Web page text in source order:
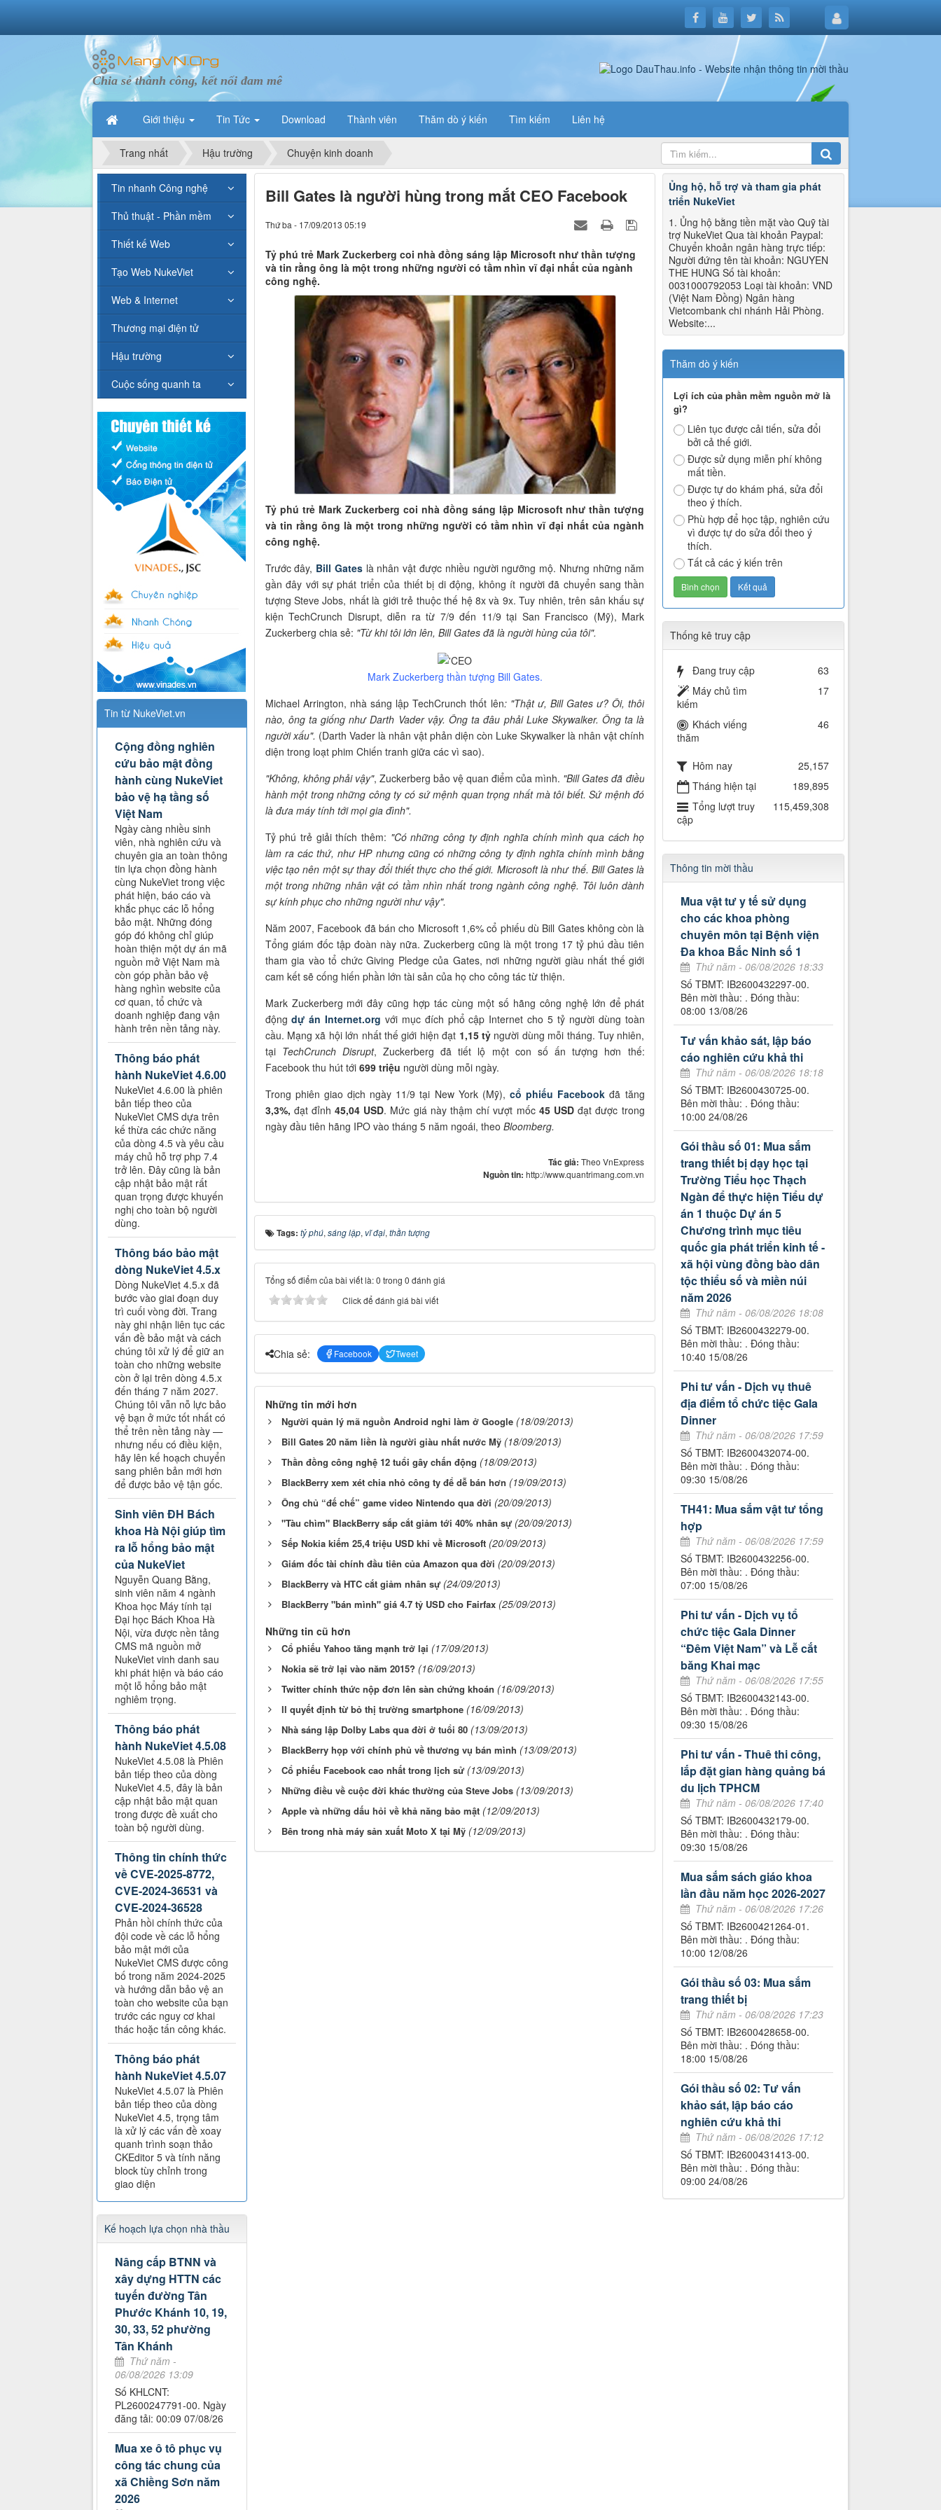
Chia sẻ thành công, kết nối đam mê
Giới thiệu Tin Tức Download Thành viên Thăm dò ý kiến Tìm kiếm Liên hệ
Trang nhất Hậu trường Chuyện kinh doanh
Bill Gates là người hùng trong mắt CEO Facebook
Thứ ba - 17/09/2013 05:19
Tỷ phú trẻ Mark Zuckerberg coi nhà đồng sáng lập Microsoft như thần tượng
và tin rằng ông là một trong những người có tầm nhìn vĩ đại nhất của ngành
công nghệ.
Tỷ phú trẻ Mark Zuckerberg coi nhà đồng sáng lập Microsoft như thần tượng
và tin rằng ông là một trong những người có tầm nhìn vĩ đại nhất của ngành
công nghệ.
Trước đây, Bill Gateslà nhân vật được nhiều người ngưỡng mộ. Nhưng những năm
gần đây với sự phát triển của thiết bị di động, không ít người đã chuyển sang thần
tượng Steve Jobs, nhất là giới trẻ thuộc thế hệ 8x và 9x. Tuy nhiên, trên sân khấu sự
kiện TechCrunch Disrupt, diễn ra từ 7/9 đến 11/9 tại San Francisco (Mỹ), Mark
Zuckerberg chia sẻ: "Từ khi tôi lớn lên, Bill Gates đã là người hùng của tôi".
Mark Zuckerberg thần tượng Bill Gates.
Michael Arrington, nhà sáng lập TechCrunch thốt lên: "Thật ư, Bill Gates ư? Ôi, thôi
nào, ông ta giống như Darth Vader vậy. Ông ta đâu phải Luke Skywalker. Ông ta là
người xấu". (Darth Vader là nhân vật phản diện còn Luke Skywalker là nhân vật chính
diện trong loạt phim Chiến tranh giữa các vì sao).
"Không, không phải vậy", Zuckerberg bảo vệ quan điểm của mình. "Bill Gates đã điều
hành một trong những công ty có sứ mệnh quan trọng nhất mà tôi biết. Sứ mệnh đó
là đưa máy tính tới mọi gia đình".
Tỷ phú trẻ giải thích thêm: "Có những công ty định nghĩa chính mình qua cách họ
làm ra các thứ, như HP nhưng cũng có những công ty định nghĩa chính mình bằng
việc tạo nên một sự thay đổi thiết thực cho thế giới. Microsoft là như thế. Bill Gates là
một trong những nhân vật có tầm nhìn nhất trong ngành công nghệ. Tôi luôn dành
sự kính phục cho những người như vậy".
Năm 2007, Facebook đã bán cho Microsoft 1,6% cổ phiếu dù Bill Gates không còn là
Tổng giám đốc tập đoàn này nữa. Zuckerberg cũng là một trong 17 tỷ phú đầu tiên
tham gia vào tổ chức Giving Pledge của Gates, nơi những người giàu nhất thế giới
cam kết sẽ cống hiến phần lớn tài sản của họ cho công tác từ thiện.
Mark Zuckerberg mới đây cũng hợp tác cùng một số hãng công nghệ lớn để phát
độngdự án Internet.org với mục đích phổ cập Internet cho 5 tỷ người dùng toàn
cầu. Mạng xã hội lớn nhất thế giới hiện đạt 1,15 tỷ người dùng mỗi tháng. Tuy nhiên,
tại TechCrunch Disrupt, Zuckerberg đã tiết lộ một con số ấn tượng hơn thế:
Facebook thu hút tới 699 triệu người dùng mỗi ngày.
Trong phiên giao dịch ngày 11/9 tại New York (Mỹ), cổ phiếu Facebook đã tăng
3,3%, đạt đỉnh45,04 USD. Mức giá này thậm chí vượt mốc45 USDđạt được trong
ngày đầu tiên hãng IPO vào tháng 5 năm ngoái, theo Bloomberg.
Tác giả:Theo VnExpress
Nguồn tin:http://www.quantrimang.com.vn
Tags: tỷ phú, sáng lập, vĩ đại, thần tượng
Tổng số điểm của bài viết là: 0 trong 0 đánh giá
Click để đánh giá bài viết
Chia sẻ: Facebook Tweet
Những tin mới hơn
Người quản lý mã nguồn Android nghỉ làm ở Google (18/09/2013)
Bill Gates 20 năm liền là người giàu nhất nước Mỹ (18/09/2013)
Thần đồng công nghệ 12 tuổi gây chấn động (18/09/2013)
BlackBerry xem xét chia nhỏ công ty để dễ bán hơn (19/09/2013)
Ông chủ “đế chế” game video Nintendo qua đời (20/09/2013)
"Tàu chìm" BlackBerry sắp cắt giảm tới 40% nhân sự (20/09/2013)
Sếp Nokia kiếm 25,4 triệu USD khi về Microsoft (20/09/2013)
Giám đốc tài chính đầu tiên của Amazon qua đời (20/09/2013)
BlackBerry và HTC cắt giảm nhân sự (24/09/2013)
BlackBerry "bán mình" giá 4.7 tỷ USD cho Fairfax (25/09/2013)
Những tin cũ hơn
Cổ phiếu Yahoo tăng mạnh trở lại (17/09/2013)
Nokia sẽ trở lại vào năm 2015? (16/09/2013)
Twitter chính thức nộp đơn lên sàn chứng khoán (16/09/2013)
ll quyết định từ bỏ thị trường smartphone (16/09/2013)
Nhà sáng lập Dolby Labs qua đời ở tuổi 80 (13/09/2013)
BlackBerry họp với chính phủ về thương vụ bán mình (13/09/2013)
Cổ phiếu Facebook cao nhất trong lịch sử (13/09/2013)
Những điều về cuộc đời khác thường của Steve Jobs (13/09/2013)
Apple và những dấu hỏi về khả năng bảo mật (12/09/2013)
Bên trong nhà máy sản xuất Moto X tại Mỹ (12/09/2013)
Ủng hộ, hỗ trợ và tham gia phát
triển NukeViet
1. Ủng hộ bằng tiền mặt vào Quỹ tài
trợ NukeViet Qua tài khoản Paypal:
Chuyển khoản ngân hàng trực tiếp:
Người đứng tên tài khoản: NGUYEN
THE HUNG Số tài khoản:
0031000792053 Loại tài khoản: VND
(Việt Nam Đồng) Ngân hàng
Vietcombank chi nhánh Hải Phòng.
Website:...
Thăm dò ý kiến
Lợi ích của phần mềm nguồn mở là
gì?
Liên tục được cải tiến, sửa đổi
bởi cả thế giới.
Được sử dụng miễn phí không
mất tiền.
Được tự do khám phá, sửa đổi
theo ý thích.
Phù hợp để học tập, nghiên cứu
vì được tự do sửa đổi theo ý
thích.
Tất cả các ý kiến trên
Thống kê truy cập
Đang truy cập
63
Máy chủ tìm
kiếm
17
Khách viếng
thăm
46
Hôm nay
25,157
Tháng hiện tại
189,895
Tổng lượt truy
cập
115,459,308
Thông tin mời thầu
Mua vật tư y tế sử dụng
cho các khoa phòng
chuyên môn tại Bệnh viện
Đa khoa Bắc Ninh số 1
Thứ năm - 06/08/2026 18:33
Số TBMT: IB2600432297-00.
Bên mời thầu: . Đóng thầu:
08:00 13/08/26
Tư vấn khảo sát, lập báo
cáo nghiên cứu khả thi
Thứ năm - 06/08/2026 18:18
Số TBMT: IB2600430725-00.
Bên mời thầu: . Đóng thầu:
10:00 24/08/26
Gói thầu số 01: Mua sắm
trang thiết bị dạy học tại
Trường Tiểu học Thạch
Ngàn để thực hiện Tiểu dự
án 1 thuộc Dự án 5
Chương trình mục tiêu
quốc gia phát triển kinh tế -
xã hội vùng đồng bào dân
tộc thiểu số và miền núi
năm 2026
Thứ năm - 06/08/2026 18:08
Số TBMT: IB2600432279-00.
Bên mời thầu: . Đóng thầu:
10:40 15/08/26
Phi tư vấn - Dịch vụ thuê
địa điểm tổ chức tiệc Gala
Dinner
Thứ năm - 06/08/2026 17:59
Số TBMT: IB2600432074-00.
Bên mời thầu: . Đóng thầu:
09:30 15/08/26
TH41: Mua sắm vật tư tổng
hợp
Thứ năm - 06/08/2026 17:59
Số TBMT: IB2600432256-00.
Bên mời thầu: . Đóng thầu:
07:00 15/08/26
Phi tư vấn - Dịch vụ tổ
chức tiệc Gala Dinner
“Đêm Việt Nam” và Lễ cắt
băng Khai mạc
Thứ năm - 06/08/2026 17:55
Số TBMT: IB2600432143-00.
Bên mời thầu: . Đóng thầu:
09:30 15/08/26
Phi tư vấn - Thuê thi công,
lắp đặt gian hàng quảng bá
du lịch TPHCM
Thứ năm - 06/08/2026 17:40
Số TBMT: IB2600432179-00.
Bên mời thầu: . Đóng thầu:
09:30 15/08/26
Mua sắm sách giáo khoa
lần đầu năm học 2026-2027
Thứ năm - 06/08/2026 17:26
Số TBMT: IB2600421264-01.
Bên mời thầu: . Đóng thầu:
10:00 12/08/26
Gói thầu số 03: Mua sắm
trang thiết bị
Thứ năm - 06/08/2026 17:23
Số TBMT: IB2600428658-00.
Bên mời thầu: . Đóng thầu:
18:00 15/08/26
Gói thầu số 02: Tư vấn
khảo sát, lập báo cáo
nghiên cứu khả thi
Thứ năm - 06/08/2026 17:12
Số TBMT: IB2600431413-00.
Bên mời thầu: . Đóng thầu:
09:00 24/08/26
Tin nhanh Công nghệ
Thủ thuật - Phần mềm
Thiết kế Web
Tạo Web NukeViet
Web & Internet
Thương mại điện tử
Hậu trường
Cuộc sống quanh ta
Tin từ NukeViet.vn
Cộng đồng nghiên
cứu bảo mật đồng
hành cùng NukeViet
bảo vệ hạ tầng số
Việt Nam
Ngày càng nhiều sinh
viên, nhà nghiên cứu và
chuyên gia an toàn thông
tin lựa chọn đồng hành
cùng NukeViet trong việc
phát hiện, báo cáo và
khắc phục các lỗ hổng
bảo mật. Những đóng
góp đó không chỉ giúp
hoàn thiện một dự án mã
nguồn mở Việt Nam mà
còn góp phần bảo vệ
hàng nghìn website của
cơ quan, tổ chức và
doanh nghiệp đang vận
hành trên nền tảng này.
Thông báo phát
hành NukeViet 4.6.00
NukeViet 4.6.00 là phiên
bản tiếp theo của
NukeViet CMS dựa trên
kế thừa các chức năng
của dòng 4.5 và yêu cầu
máy chủ hỗ trợ php 7.4
trở lên. Đây cũng là bản
cập nhật bảo mật rất
quan trọng được khuyến
nghị cho toàn bộ người
dùng.
Thông báo bảo mật
dòng NukeViet 4.5.x
Dòng NukeViet 4.5.x đã
bước vào giai đoạn duy
trì cuối vòng đời. Trang
này ghi nhận liên tục các
vấn đề bảo mật và cách
chúng tôi xử lý để giữ an
toàn cho những website
còn ở lại trên dòng 4.5.x
đến tháng 7 năm 2027.
Chúng tôi vẫn nỗ lực bảo
vệ bạn ở mức tốt nhất có
thể trên nền tảng này —
nhưng nếu có điều kiện,
hãy lên kế hoạch chuyển
sang phiên bản mới hơn
để được bảo vệ tận gốc.
Sinh viên ĐH Bách
khoa Hà Nội giúp tìm
ra lỗ hổng bảo mật
của NukeViet
Nguyễn Quang Bằng,
sinh viên năm 4 ngành
Khoa học Máy tính tại
Đại học Bách Khoa Hà
Nội, vừa được nền tảng
CMS mã nguồn mở
NukeViet vinh danh sau
khi phát hiện và báo cáo
một lỗ hổng bảo mật
nghiêm trọng.
Thông báo phát
hành NukeViet 4.5.08
NukeViet 4.5.08 là Phiên
bản tiếp theo của dòng
NukeViet 4.5, đây là bản
cập nhật bảo mật quan
trong được đề xuất cho
toàn bộ người dùng.
Thông tin chính thức
về CVE-2025-8772,
CVE-2024-36531 và
CVE-2024-36528
Phản hồi chính thức của
đội code về các lỗ hổng
bảo mật mới của
NukeViet CMS được công
bố trong năm 2024-2025
và hướng dẫn bảo vệ an
toàn cho website của bạn
trước các nguy cơ khai
thác hoặc tấn công khác.
Thông báo phát
hành NukeViet 4.5.07
NukeViet 4.5.07 là Phiên
bản tiếp theo của dòng
NukeViet 4.5, trọng tâm
là xử lý các vấn đề xoay
quanh trình soạn thảo
CKEditor 5 và tính năng
block tùy chỉnh trong
giao diện
Kế hoạch lựa chọn nhà thầu
Nâng cấp BTNN và
xây dựng HTTN các
tuyến đường Tân
Phước Khánh 10, 19,
30, 33, 52 phường
Tân Khánh
Thứ năm -
06/08/2026 13:09
Số KHLCNT:
PL2600247791-00. Ngày
đăng tải: 00:09 07/08/26
Mua xe ô tô phục vụ
công tác chung của
xã Chiềng Sơn năm
2026